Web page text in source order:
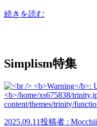
続きを読む
Simplism特集
2025.09.11投稿者 : Mocchii